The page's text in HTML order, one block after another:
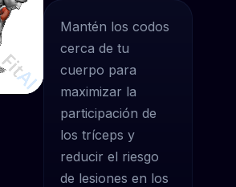
Mantén los codos
cerca de tu
cuerpo para
maximizar la
participación de
los tríceps y
reducir el riesgo
de lesiones en los